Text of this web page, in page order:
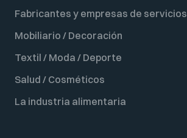
Fabricantes y empresas de servicios
Mobiliario / Decoración
Textil / Moda / Deporte
Salud / Cosméticos
La industria alimentaria